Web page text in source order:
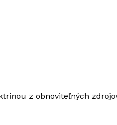
z obnoviteľných